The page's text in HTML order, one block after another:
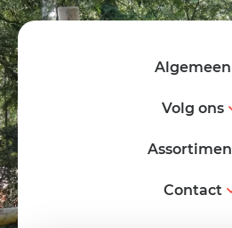
Algemeen
Volg ons
Contact